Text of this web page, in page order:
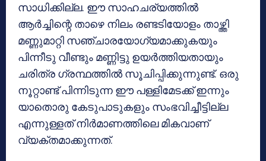
സാധിക്കില്ല. ഈ സാഹചര്യത്തില്‍
ആര്‍ച്ചിന്റെ താഴെ നിലം രണ്ടടിയോളം താഴ്ത്തി
മണ്ണുമാറ്റി സഞ്ചാരയോഗ്യമാക്കുകയും
പിന്നീടു വീണ്ടും മണ്ണിട്ടു ഉയര്‍ത്തിയതായും
ചരിത്ര ഗ്രന്ഥത്തില്‍ സൂചിപ്പിക്കുന്നുണ്ട്. ഒരു
നൂറ്റാണ്ട് പിന്നിടുന്ന ഈ പള്ളിമേടക്ക് ഇന്നും
യാതൊരു കേടുപാടുകളും സംഭവിച്ചീട്ടില്ല
എന്നുള്ളത് നിര്‍മാണത്തിലെ മികവാണ്
വ്യക്തമാക്കുന്നത്.